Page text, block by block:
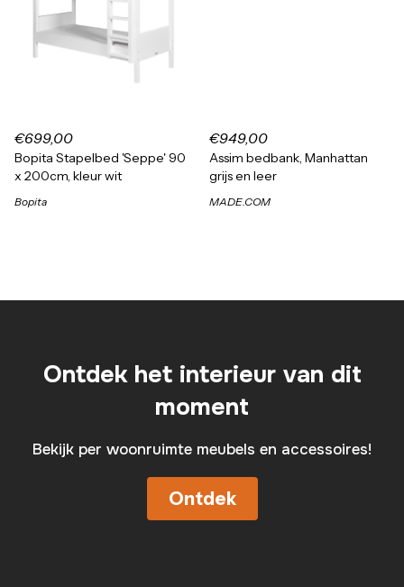
€699,00
Bopita Stapelbed 'Seppe' 90
x 200cm, kleur wit
Bopita
€949,00
Assim bedbank, Manhattan
grijs en leer
MADE.COM
Ontdek het interieur van dit
moment
Bekijk per woonruimte meubels en accessoires!
Ontdek